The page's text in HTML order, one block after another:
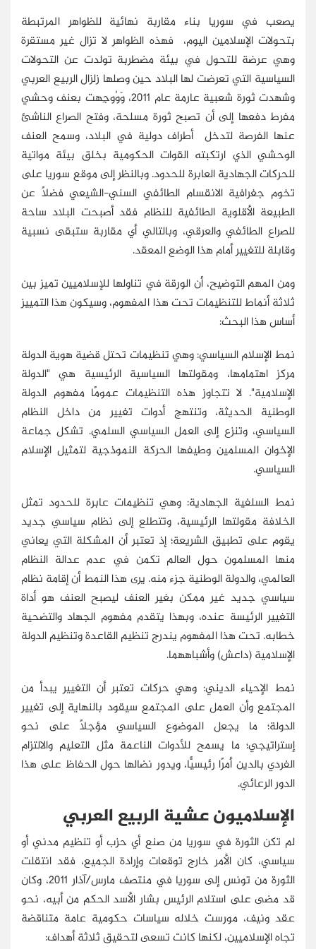
يصعب في سوريا بناء مقاربة نهائية للظواهر المرتبطة
بتحولات الإسلامين اليوم، فهذه الظواهر لا تزال غير مستقرة
وهي عرضة للتحول في بيئة مضطربة تولدت عن التحولات
السياسية التي تعرضت لها البلاد حين وصلها زلزال الربيع العربي
وشهدت ثورة شعبية عارمة عام 2011، وَوُوجِهت بعنف وحشي
مفرط دفعها إلى أن تصبح ثورة مسلحة، وفتح الصراع الناشئ
عنها الفرصة لتدخل أطراف دولية في البلاد، وسمح العنف
الوحشي الذي ارتكبته القوات الحكومية بخلق بيئة مواتية
للحركات الجهادية العابرة للحدود. وبالنظر إلى موقع سوريا على
تخوم جغرافية الانقسام الطائفي السني-الشيعي فضلًا عن
الطبيعة الأقلوية الطائفية للنظام فقد أصبحت البلاد ساحة
للصراع الطائفي والعرقي، وبالتالي أي مقاربة ستبقى نسبية
وقابلة للتغيير أمام هذا الوضع المعقد.
ومن المهم التوضيح، أن الورقة في تناولها للإسلاميين تميز بين
ثلاثة أنماط للتنظيمات تحت هذا المفهوم، وسيكون هذا التمييز
أساس هذا البحث:
نمط الإسلام السياسي: وهي تنظيمات تحتل قضية هوية الدولة
مركز اهتمامها، ومقولتها السياسية الرئيسية هي "الدولة
الإسلامية". لا تتجاوز هذه التنظيمات عمومًا مفهوم الدولة
الوطنية الحديثة، وتنتهج أدوات تغيير من داخل النظام
السياسي، وتنزع إلى العمل السياسي السلمي. تشكل جماعة
الإخوان المسلمين وطيفها الحركة النموذجية لتمثيل الإسلام
السياسي.
نمط السلفية الجهادية: وهي تنظيمات عابرة للحدود تمثل
الخلافة مقولتها الرئيسية، وتتطلع إلى نظام سياسي جديد
يقوم على تطبيق الشريعة؛ إذ تعتبر أن المشكلة التي يعاني
منها المسلمون حول العالم تكمن في عدم عدالة النظام
العالمي، والدولة الوطنية جزء منه. يرى هذا النمط أن إقامة نظام
سياسي جديد غير ممكن بغير العنف ليصبح العنف هو أداة
التغيير الرئيسة عنده، وبهذا يتقدم مفهوم الجهاد والتضحية
خطابه. تحت هذا المفهوم يندرج تنظيم القاعدة وتنظيم الدولة
الإسلامية (داعش) وأشباههما.
نمط الإحياء الديني: وهي حركات تعتبر أن التغيير يبدأ من
المجتمع وأن العمل على المجتمع سيقود بالنهاية إلى تغيير
الدولة؛ ما يجعل الموضوع السياسي مؤجلًا على نحو
إستراتيجي؛ ما يسمح للأدوات الناعمة مثل التعليم والالتزام
الفردي بالدين أمرًا رئيسيًّا، ويدور نضالها حول الحفاظ على هذا
الدور الرعائي.
الإسلاميون عشية الربيع العربي
لم تكن الثورة في سوريا من صنع أي حزب أو تنظيم مدني أو
سياسي، كان الأمر خارج توقعات وإرادة الجميع، فقد انتقلت
الثورة من تونس إلى سوريا في منتصف مارس/آذار 2011، وكان
قد مضى على استلام الرئيس بشار الأسد الحكم من أبيه، نحو
عقد ونيف، مورست خلاله سياسات حكومية عامة متناقضة
تجاه الإسلاميين، لكنها كانت تسعى لتحقيق ثلاثة أهداف: